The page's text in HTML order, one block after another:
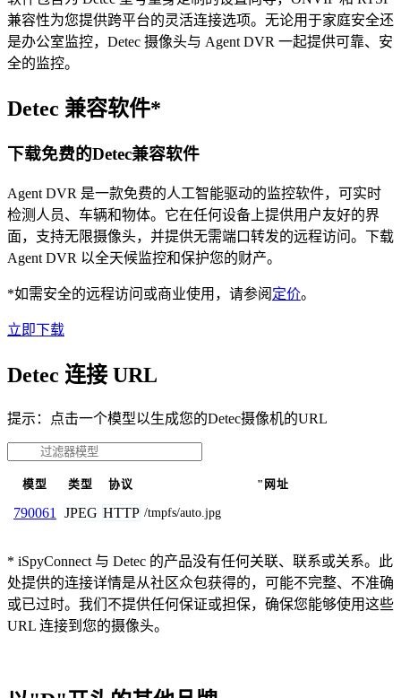
兼容性为您提供跨平台的灵活连接选项。无论用于家庭安全还
是办公室监控，Detec 摄像头与 Agent DVR 一起提供可靠、安
全的监控。
Detec 兼容软件*
下载免费的Detec兼容软件
Agent DVR 是一款免费的人工智能驱动的监控软件，可实时
检测人员、车辆和物体。它在任何设备上提供用户友好的界
面，支持无限摄像头，并提供无需端口转发的远程访问。下载
Agent DVR 以全天候监控和保护您的财产。
*如需安全的远程访问或商业使用，请参阅 定价。
立即下载
Detec 连接 URL
提示：点击一个模型以生成您的Detec摄像机的URL
模型 类型 协议 "网址
790061 JPEG HTTP /tmpfs/auto.jpg
* iSpyConnect 与 Detec 的产品没有任何关联、联系或关系。此
处提供的连接详情是从社区众包获得的，可能不完整、不准确
或已过时。我们不提供任何保证或担保，确保您能够使用这些
URL 连接到您的摄像头。